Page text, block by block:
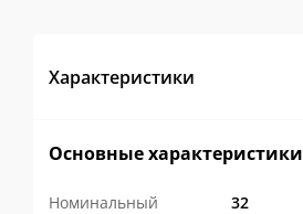
Характеристики
Основные характеристики
Номинальный
32